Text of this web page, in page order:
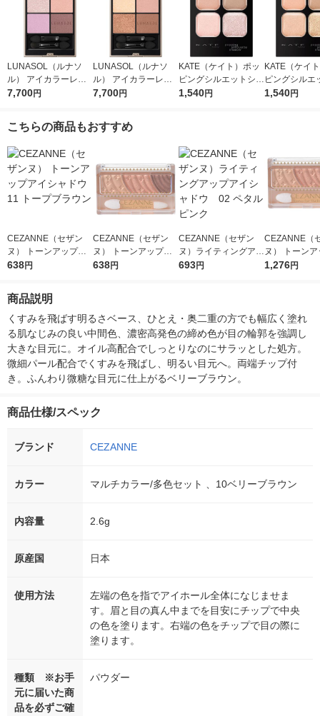
LUNASOL（ルナソ
ル） アイカラーレー
ションＮ 20
7,700円
LUNASOL（ルナソ
ル） アイカラーレー
ションＮ 18
7,700円
KATE（ケイト）ポッ
ピングシルエットシャ
ドウ PK-1 ラズベリー
1,540円
KATE（ケイ
ピングシルエ
ドウ OR-2 コ
1,540円
こちらの商品もおすすめ
CEZANNE（セザン
ヌ） トーンアップア
イシャドウ11 トープ
638円
CEZANNE（セザン
ヌ） トーンアップア
イシャドウ 08 ハニー
638円
CEZANNE（セザン
ヌ）ライティングアッ
プアイシャドウ 02
693円
CEZANNE（
ヌ） トーン
イシャドウ
1,276円
商品説明
くすみを飛ばす明るさベース、ひとえ・奥二重の方でも幅広く塗れ
る肌なじみの良い中間色、濃密高発色の締め色が目の輪郭を強調し
大きな目元に。オイル高配合でしっとりなのにサラッとした処方。
微細パール配合でくすみを飛ばし、明るい目元へ。両端チップ付
き。ふんわり微糖な目元に仕上がるベリーブラウン。
商品仕様/スペック
ブランド CEZANNE
カラー マルチカラー/多色セット 、10ベリーブラウン
内容量 2.6g
原産国 日本
使用方法
左端の色を指でアイホール全体になじませま
す。眉と目の真ん中までを目安にチップで中央
の色を塗ります。右端の色をチップで目の際に
塗ります。
種類 ※お手
元に届いた商
品を必ずご確
パウダー